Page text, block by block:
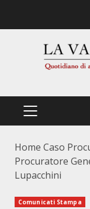
PRIMÄRES
Home Caso
Procuratore
Lupacchini
Comunicati Stampa